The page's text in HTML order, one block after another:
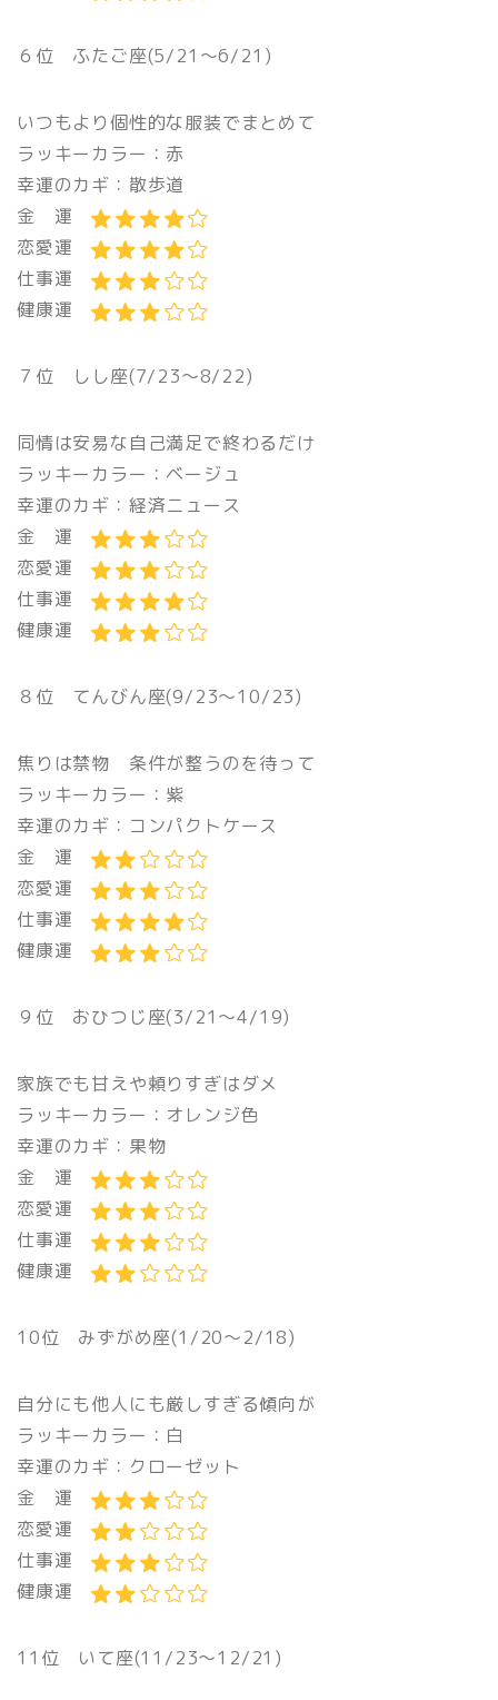
６位 ふたご座(5/21〜6/21)
いつもより個性的な服装でまとめて
ラッキーカラー：赤
幸運のカギ：散歩道
金 運
恋愛運
仕事運
健康運
７位 しし座(7/23〜8/22)
同情は安易な自己満足で終わるだけ
ラッキーカラー ：ベージュ
幸運のカギ ：経済ニュース
金 運
恋愛運
仕事運
健康運
８位 てんびん座(9/23〜10/23)
焦りは禁物 条件が整うのを待って
ラッキーカラー：紫
幸運のカギ：コンパクトケース
金 運
恋愛運
仕事運
健康運
９位 おひつじ座(3/21〜4/19)
家族でも甘えや頼りすぎはダメ
ラッキーカラー：オレンジ色
幸運のカギ：果物
金 運
恋愛運
仕事運
健康運
10位 みずがめ座(1/20〜2/18)
自分にも他人にも厳しすぎる傾向が
ラッキーカラー：白
幸運のカギ：クローゼット
金 運
恋愛運
仕事運
健康運
11位 いて座(11/23〜12/21)